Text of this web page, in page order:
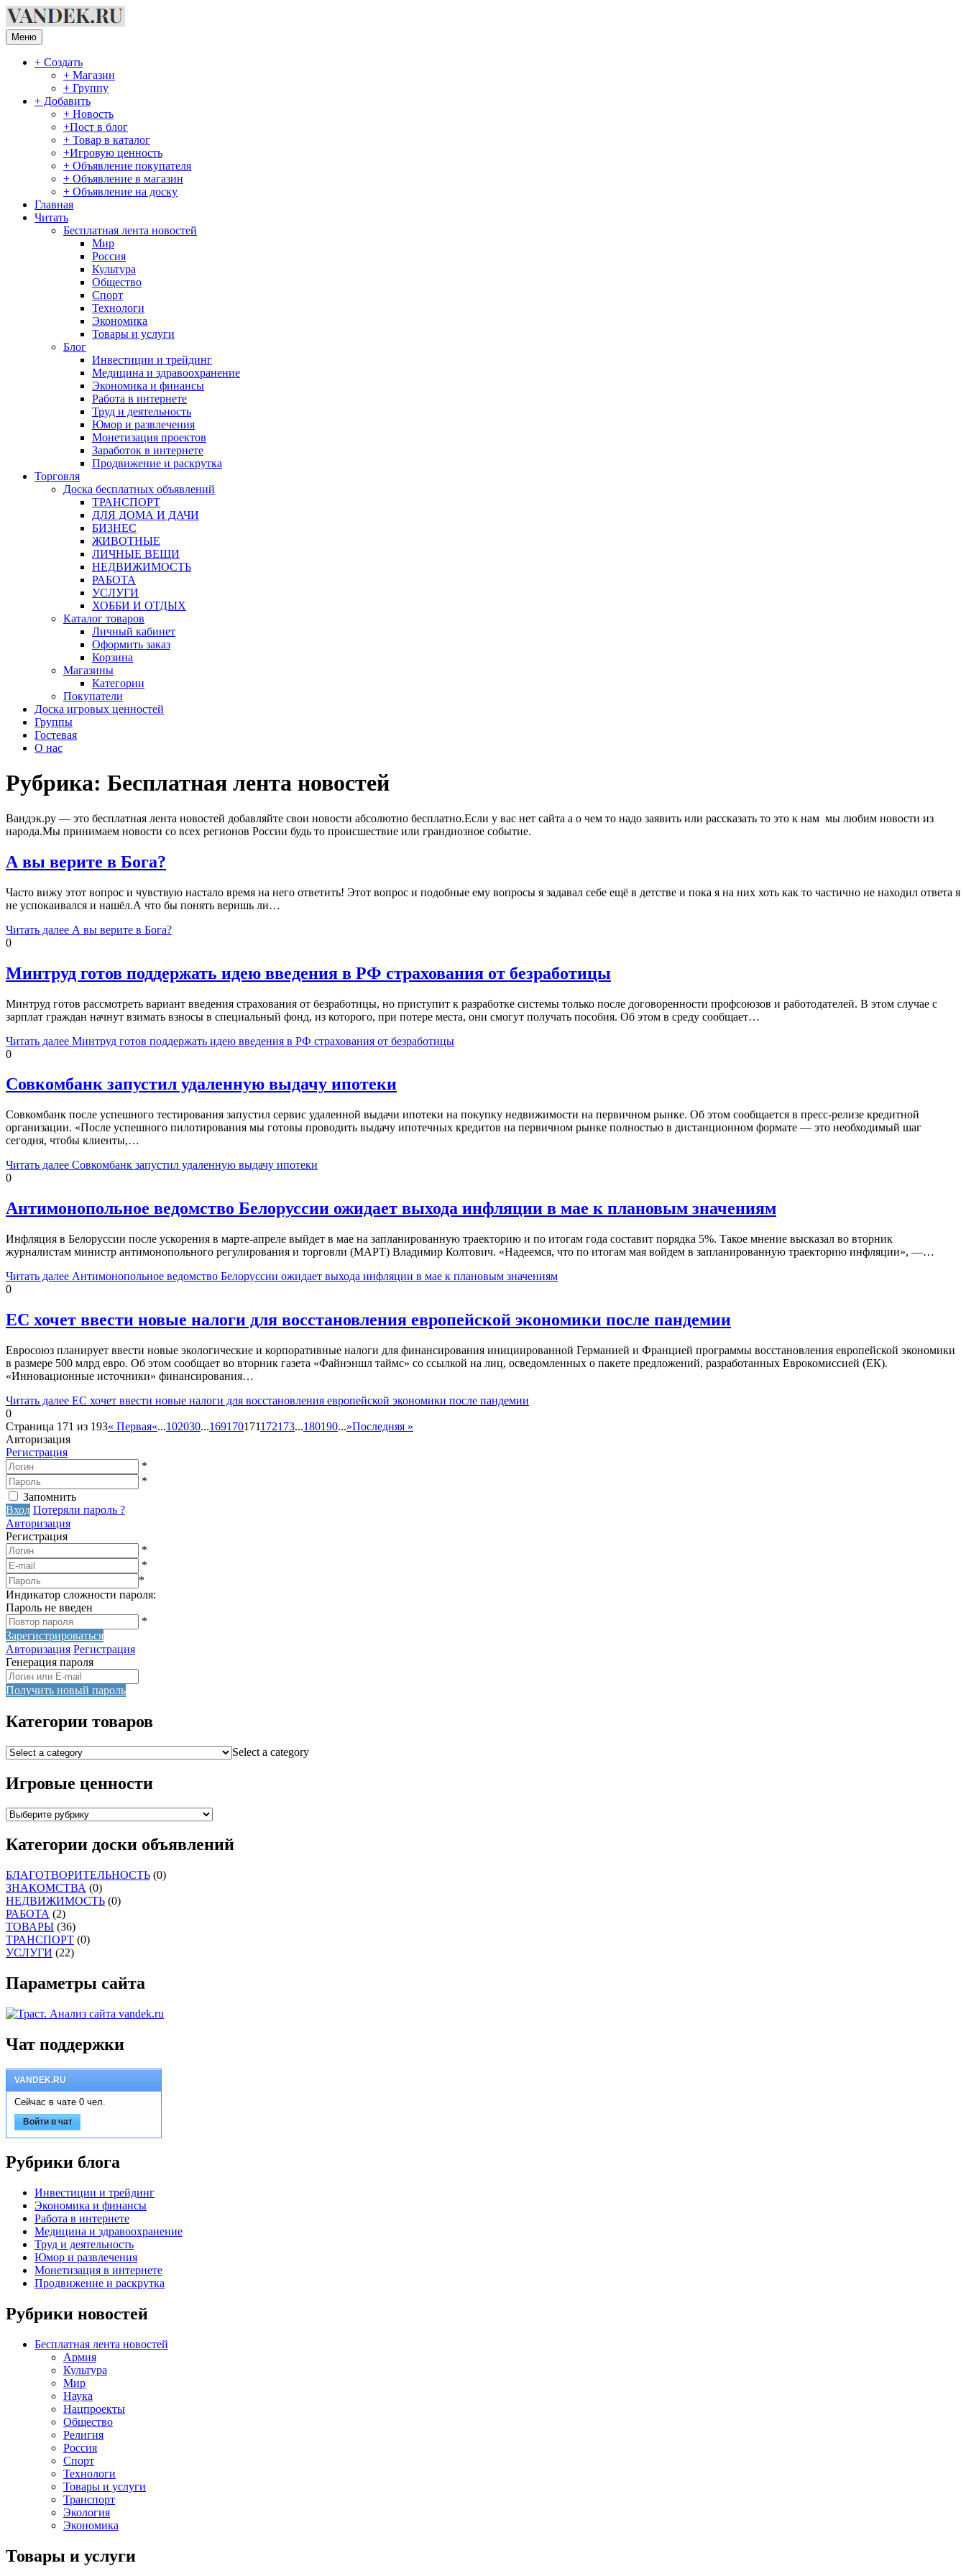
Перейти
к
содержимому
Меню
+ Создать
+ Магазин
+ Группу
+ Добавить
+ Новость
+Пост в блог
+ Товар в каталог
+Игровую ценность
+ Объявление покупателя
+ Объявление в магазин
+ Объявление на доску
Главная
Читать
Бесплатная лента новостей
Мир
Россия
Культура
Общество
Спорт
Технологи
Экономика
Товары и услуги
Блог
Инвестиции и трейдинг
Медицина и здравоохранение
Экономика и финансы
Работа в интернете
Труд и деятельность
Юмор и развлечения
Монетизация проектов
Заработок в интернете
Продвижение и раскрутка
Торговля
Доска бесплатных объявлений
ТРАНСПОРТ
ДЛЯ ДОМА И ДАЧИ
БИЗНЕС
ЖИВОТНЫЕ
ЛИЧНЫЕ ВЕЩИ
НЕДВИЖИМОСТЬ
РАБОТА
УСЛУГИ
ХОББИ И ОТДЫХ
Каталог товаров
Личный кабинет
Оформить заказ
Корзина
Магазины
Категории
Покупатели
Доска игровых ценностей
Группы
Гостевая
О нас
Рубрика: Бесплатная лента новостей
Вандэк.ру — это бесплатная лента новостей добавляйте свои новости абсолютно бесплатно.Если у вас нет сайта а о чем то надо заявить или рассказать то это к нам мы любим новости из
народа.Мы принимаем новости со всех регионов России будь то происшествие или грандиозное событие.
А вы верите в Бога?
Часто вижу этот вопрос и чувствую настало время на него ответить! Этот вопрос и подобные ему вопросы я задавал себе ещё в детстве и пока я на них хоть как то частично не находил ответа я
не успокаивался и нашёл.А что бы понять веришь ли…
Читать далее А вы верите в Бога?
0
Минтруд готов поддержать идею введения в РФ страхования от безработицы
Минтруд готов рассмотреть вариант введения страхования от безработицы, но приступит к разработке системы только после договоренности профсоюзов и работодателей. В этом случае с
зарплат граждан начнут взимать взносы в специальный фонд, из которого, при потере места, они смогут получать пособия. Об этом в среду сообщает…
Читать далее Минтруд готов поддержать идею введения в РФ страхования от безработицы
0
Совкомбанк запустил удаленную выдачу ипотеки
Совкомбанк после успешного тестирования запустил сервис удаленной выдачи ипотеки на покупку недвижимости на первичном рынке. Об этом сообщается в пресс-релизе кредитной
организации. «После успешного пилотирования мы готовы проводить выдачу ипотечных кредитов на первичном рынке полностью в дистанционном формате — это необходимый шаг
сегодня, чтобы клиенты,…
Читать далее Совкомбанк запустил удаленную выдачу ипотеки
0
Антимонопольное ведомство Белоруссии ожидает выхода инфляции в мае к плановым значениям
Инфляция в Белоруссии после ускорения в марте-апреле выйдет в мае на запланированную траекторию и по итогам года составит порядка 5%. Такое мнение высказал во вторник
журналистам министр антимонопольного регулирования и торговли (МАРТ) Владимир Колтович. «Надеемся, что по итогам мая войдем в запланированную траекторию инфляции», —…
Читать далее Антимонопольное ведомство Белоруссии ожидает выхода инфляции в мае к плановым значениям
0
ЕС хочет ввести новые налоги для восстановления европейской экономики после пандемии
Евросоюз планирует ввести новые экологические и корпоративные налоги для финансирования инициированной Германией и Францией программы восстановления европейской экономики
в размере 500 млрд евро. Об этом сообщает во вторник газета «Файнэншл таймс» со ссылкой на лиц, осведомленных о пакете предложений, разработанных Еврокомиссией (ЕК).
«Инновационные источники» финансирования…
Читать далее ЕС хочет ввести новые налоги для восстановления европейской экономики после пандемии
0
Страница 171 из 193« Первая«...102030...169170171172173...180190...»Последняя »
Авторизация
Регистрация
*
*
Запомнить
Вход Потеряли пароль ?
Авторизация
Регистрация
*
*
*
Индикатор сложности пароля:
Пароль не введен
*
Зарегистрироваться
Авторизация Регистрация
Генерация пароля
Получить новый пароль
Категории товаров
Select a category
Игровые ценности
Категории доски объявлений
БЛАГОТВОРИТЕЛЬНОСТЬ (0)
ЗНАКОМСТВА (0)
НЕДВИЖИМОСТЬ (0)
РАБОТА (2)
ТОВАРЫ (36)
ТРАНСПОРТ (0)
УСЛУГИ (22)
Параметры сайта
Чат поддержки
VANDEK.RU
Сейчас в чате 0 чел.
Войти в чат
Рубрики блога
Инвестиции и трейдинг
Экономика и финансы
Работа в интернете
Медицина и здравоохранение
Труд и деятельность
Юмор и развлечения
Монетизация в интернете
Продвижение и раскрутка
Рубрики новостей
Бесплатная лента новостей
Армия
Культура
Мир
Наука
Нацпроекты
Общество
Религия
Россия
Спорт
Технологи
Товары и услуги
Транспорт
Экология
Экономика
Товары и услуги